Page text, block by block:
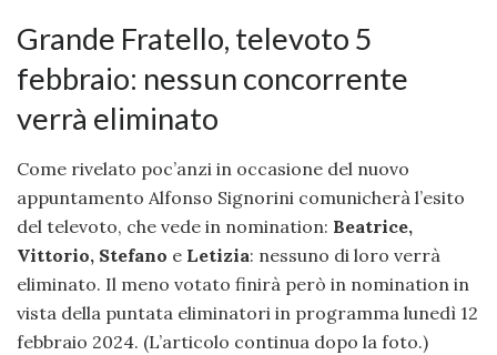
Grande Fratello, televoto 5
febbraio: nessun concorrente
verrà eliminato
Come rivelato poc’anzi in occasione del nuovo
appuntamento Alfonso Signorini comunicherà l’esito
del televoto, che vede in nomination: Beatrice,
Vittorio, Stefano e Letizia: nessuno di loro verrà
eliminato. Il meno votato finirà però in nomination in
vista della puntata eliminatori in programma lunedì 12
febbraio 2024. (L’articolo continua dopo la foto.)